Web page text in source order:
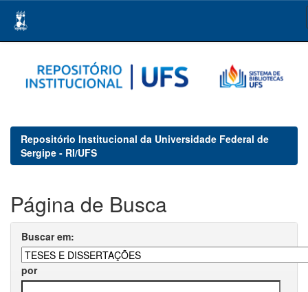
navigation
Repositório Institucional da Universidade Federal de
Sergipe - RI/UFS
Página de Busca
Buscar em:
por